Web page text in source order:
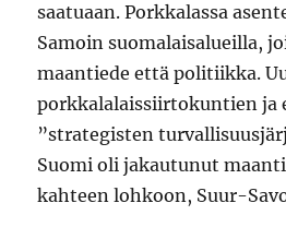
saatuaan. Porkkalassa
Samoin suomalaisalueilla,
maantiede että politiikka.
porkkalalaissiirtokuntien ja
”strategisten
Suomi oli jakautunut
kahteen lohkoon, Suur-